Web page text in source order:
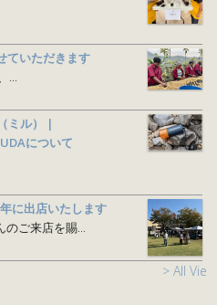
ていただきます
ミル） |
について
に出店いたします
ご来店を賜...
> All View